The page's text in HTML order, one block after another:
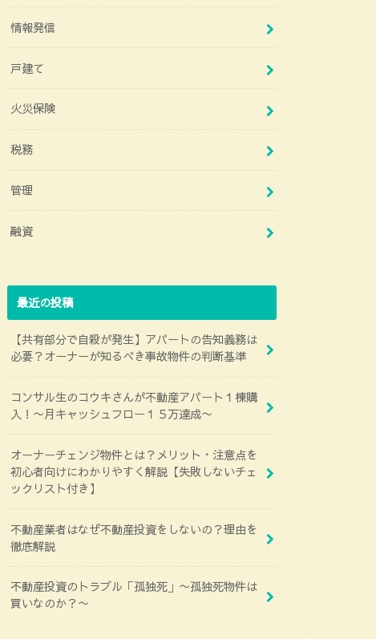
情報発信
戸建て
火災保険
税務
管理
融資
最近の投稿
【共有部分で自殺が発生】アパートの告知義務は
必要？オーナーが知るべき事故物件の判断基準
コンサル生のコウキさんが不動産アパート１棟購
入！〜月キャッシュフロー１５万達成〜
オーナーチェンジ物件とは？メリット・注意点を
初心者向けにわかりやすく解説【失敗しないチェ
ックリスト付き】
不動産業者はなぜ不動産投資をしないの？理由を
徹底解説
不動産投資のトラブル「孤独死」〜孤独死物件は
買いなのか？〜